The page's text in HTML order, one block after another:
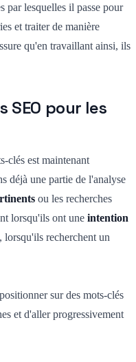
par lesquelles il passe pour
et traiter de manière
qu'en travaillant ainsi, ils
SEO pour les
clés est maintenant
déjà une partie de l'analyse
ou les recherches
lorsqu'ils ont une intention
lorsqu'ils recherchent un
sur des mots-clés
et d'aller progressivement